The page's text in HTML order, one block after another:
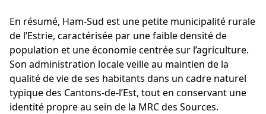
En résumé, Ham-Sud est une petite municipalité rurale
de l’Estrie, caractérisée par une faible densité de
population et une économie centrée sur l’agriculture.
Son administration locale veille au maintien de la
qualité de vie de ses habitants dans un cadre naturel
typique des Cantons-de-l’Est, tout en conservant une
identité propre au sein de la MRC des Sources.